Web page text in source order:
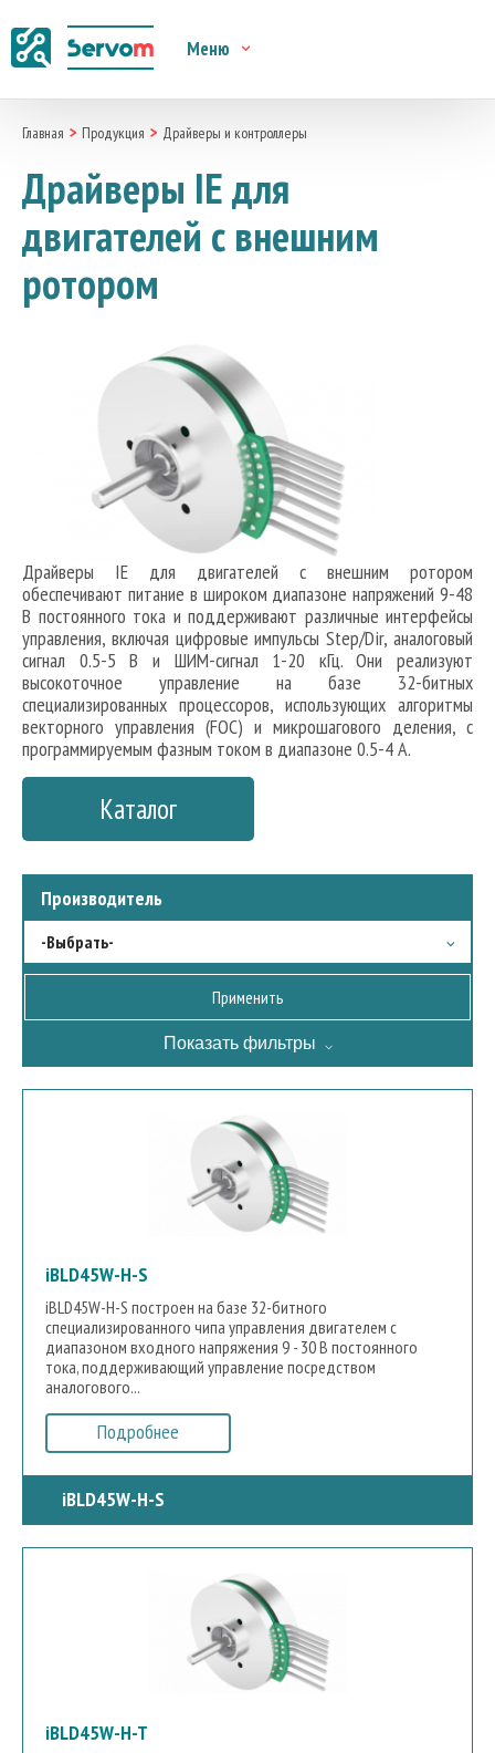
Меню
Главная Продукция Драйверы и контроллеры
Драйверы IE для
двигателей с внешним
ротором
Драйверы IE для двигателей с внешним ротором
обеспечивают питание в широком диапазоне напряжений 9-48
В постоянного тока и поддерживают различные интерфейсы
управления, включая цифровые импульсы Step/Dir, аналоговый
сигнал 0.5-5 В и ШИМ-сигнал 1-20 кГц. Они реализуют
высокоточное управление на базе 32-битных
специализированных процессоров, использующих алгоритмы
векторного управления (FOC) и микрошагового деления, с
программируемым фазным током в диапазоне 0.5-4 А.
Каталог
Производитель
-Выбрать-
Fulling Motor
Показать фильтры
iBLD45W-H-S
iBLD45W-H-S построен на базе 32-битного
специализированного чипа управления двигателем с
диапазоном входного напряжения 9 - 30 В постоянного
тока, поддерживающий управление посредством
аналогового...
Подробнее
iBLD45W-H-S
iBLD45W-H-T